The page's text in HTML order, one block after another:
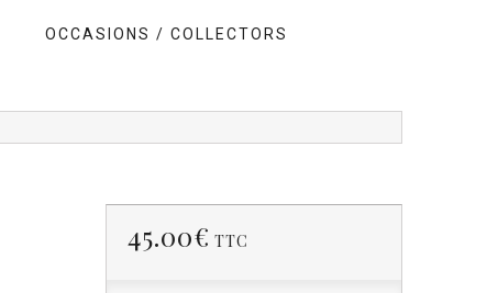
OCCASIONS / COLLECTORS
45.00€ TTC